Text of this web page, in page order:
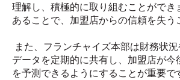
理解し、積極的に取り組むことができ
あることで、加盟店からの信頼を失う
また、フランチャイズ本部は財務状
データを定期的に共有し、加盟店が今
を予測できるようにすることが重要で